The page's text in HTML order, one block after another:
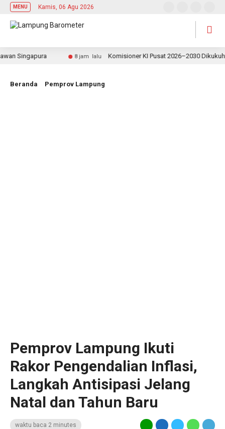
MENU Kamis, 06 Agu 2026
Singapura 8 jam lalu Komisioner KI Pusat 2026–2030
Beranda Pemprov Lampung
Pemprov Lampung Ikuti
Rakor Pengendalian Inflasi,
Langkah Antisipasi Jelang
Natal dan Tahun Baru
waktu baca 2 minutes